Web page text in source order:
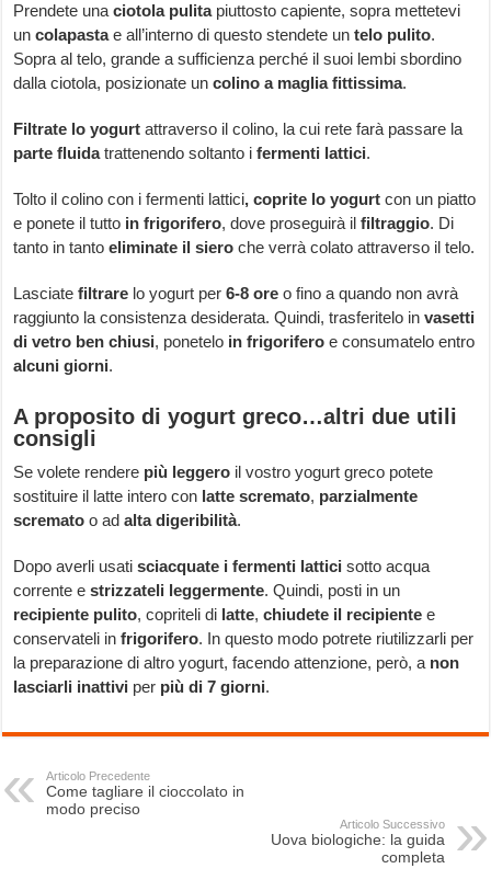
Prendete unaciotola pulitapiuttosto capiente, sopra mettetevi
uncolapastae all’interno di questo stendete untelo pulito.
Sopra al telo, grande a sufficienza perché il suoi lembi sbordino
dalla ciotola, posizionate uncolino a maglia fittissima.
Filtrate lo yogurt attraverso il colino, la cui rete farà passare la
parte fluidatrattenendo soltanto ifermenti lattici.
Tolto il colino con i fermenti lattici, coprite lo yogurt con un piatto
e ponete il tutto in frigorifero, dove proseguirà ilfiltraggio. Di
tanto in tanto eliminate il siero che verrà colato attraverso il telo.
Lasciatefiltrare lo yogurt per 6-8 ore o fino a quando non avrà
raggiunto la consistenza desiderata. Quindi, trasferitelo invasetti
di vetro ben chiusi, ponetelo in frigorifero e consumatelo entro
alcuni giorni.
A proposito di yogurt greco…altri due utili
consigli
Se volete rendere più leggero il vostro yogurt greco potete
sostituire il latte intero con latte scremato, parzialmente
scremato o adalta digeribilità.
Dopo averli usatisciacquate i fermenti lattici sotto acqua
corrente estrizzateli leggermente. Quindi, posti in un
recipiente pulito, copriteli di latte,chiudete il recipiente e
conservateli in frigorifero. In questo modo potrete riutilizzarli per
la preparazione di altro yogurt, facendo attenzione, però, a non
lasciarli inattivi per più di 7 giorni.
Articolo Precedente
Come tagliare il cioccolato in
modo preciso
Articolo Successivo
Uova biologiche: la guida
completa